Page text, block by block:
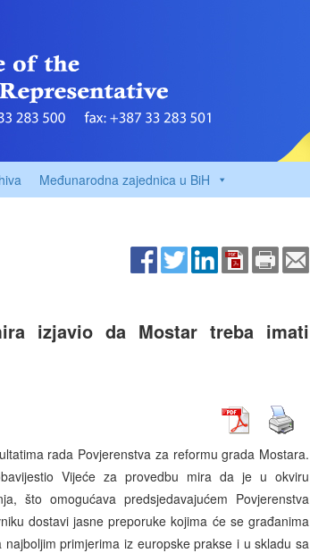
Međunarodna zajednica u BiH
izjavio da Mostar treba imati
rada Povjerenstva za reformu grada Mostara.
Vijeće za provedbu mira da je u okviru
što omogućava predsjedavajućem Povjerenstva
dostavi jasne preporuke kojima će se građanima
primjerima iz europske prakse i u skladu sa